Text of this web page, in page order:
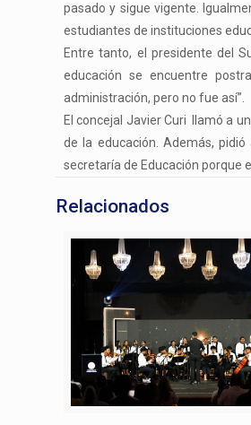
pasado y sigue vigente.
estudiantes de instituciones
Entre tanto, el presidente del
educación se encuentre
administración, pero no fue así”.
El concejal Javier Curi llamó a
de la educación. Además,
secretaría de Educación porque
Relacionados